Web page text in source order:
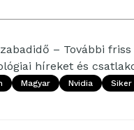
– További
híreket és
Magyar Nvidia Siker